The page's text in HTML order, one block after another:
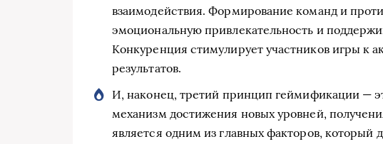
взаимодействия. Формирование команд и
эмоциональную привлекательность и
Конкуренция стимулирует участников игры к
результатов.
И, наконец, третий принцип геймификации —
механизм достижения новых уровней,
является одним из главных факторов, который